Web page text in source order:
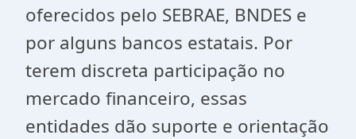
oferecidos pelo SEBRAE, BNDES e
por alguns bancos estatais. Por
terem discreta participação no
mercado financeiro, essas
entidades dão suporte e orientação